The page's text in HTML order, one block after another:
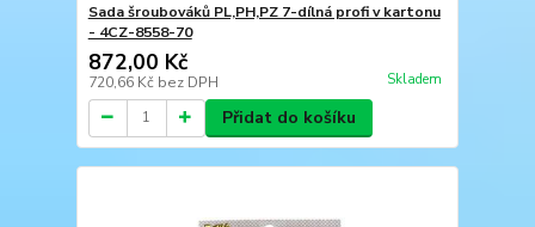
Sada šroubováků PL,PH,PZ 7-dílná profi v kartonu
- 4CZ-8558-70
872,00 Kč
720,66 Kč bez DPH Skladem
Přidat do košíku